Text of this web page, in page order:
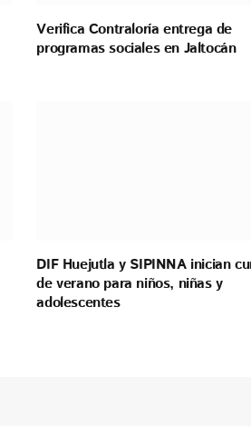
Verifica Contraloría entrega de
programas sociales en Jaltocán
DIF Huejutla y SIPINNA inician
de verano para niños, niñas y
adolescentes